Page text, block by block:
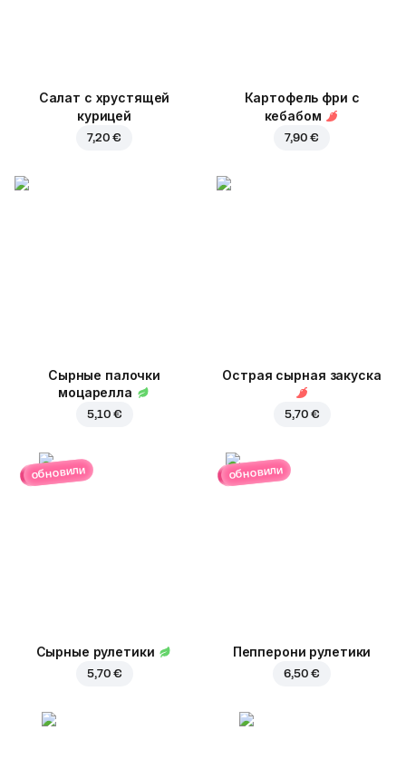
Салат с хрустящей
курицей
7,20 €
Картофель фри с
кебабом
7,90 €
Сырные палочки
моцарелла
5,10 €
Острая сырная закуска
5,70 €
обновили
Сырные рулетики
5,70 €
обновили
Пепперони рулетики
6,50 €